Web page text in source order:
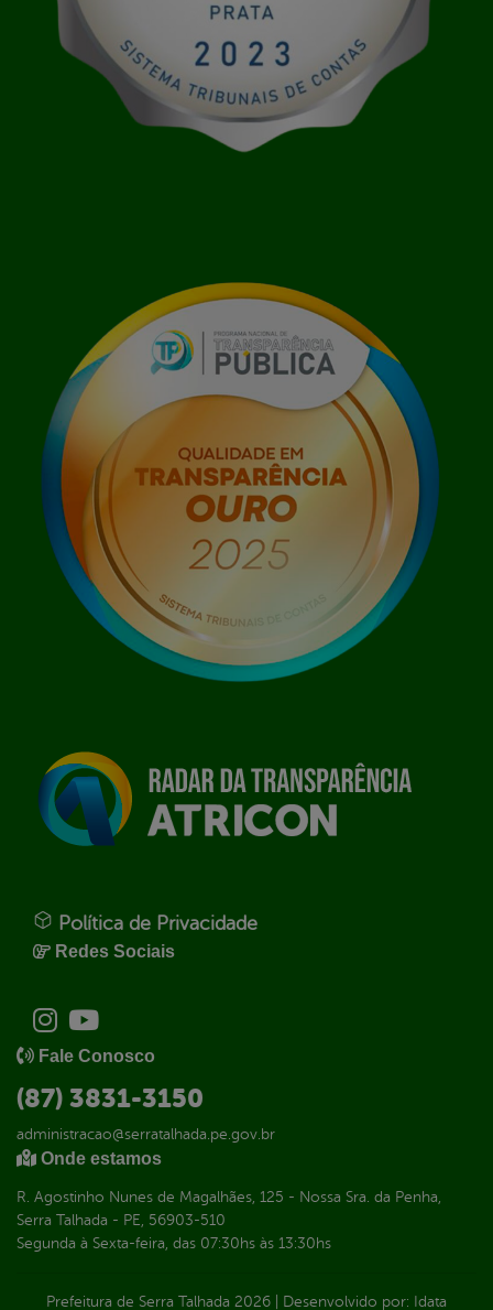
Política de Privacidade
Redes Sociais
Fale Conosco
(87) 3831-3150
administracao@serratalhada.pe.gov.br
Onde estamos
R. Agostinho Nunes de Magalhães, 125 - Nossa Sra. da Penha,
Serra Talhada - PE, 56903-510
Segunda à Sexta-feira, das 07:30hs às 13:30hs
Prefeitura de Serra Talhada 2026 Desenvolvido por: Idata